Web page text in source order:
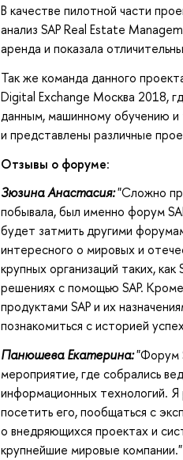
В качестве пилотной части
анализ SAP Real Estate
аренда и показала
Так же команда данного
Digital Exchange Москва 2018,
данным, машинному обучению и
и представлены различные
Отзывы о форуме:
Зюзина Анастасия:"Сложно
побывала, был именно форум
будет затмить другими
интересного о мировых и
крупных организаций таких,
решениях с помощью SAP.
продуктами SAP и их
познакомиться с историей
Панюшева Екатерина:"Форум
мероприятие, где собрались
информационных технологий.
посетить его, пообщаться с
о внедряющихся проектах и
крупнейшие мировые компании."